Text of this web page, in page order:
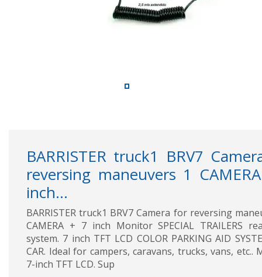
BARRISTER truck1 BRV7
reversing maneuvers 1
inch...
BARRISTER truck1 BRV7 Camera for reversing
CAMERA + 7 inch Monitor SPECIAL TRAILERS
system. 7 inch TFT LCD COLOR PARKING AID
CAR. Ideal for campers, caravans, trucks, vans, etc..
7-inch TFT LCD. Sup